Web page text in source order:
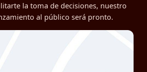
la toma de decisiones, nuestro
al público será pronto.